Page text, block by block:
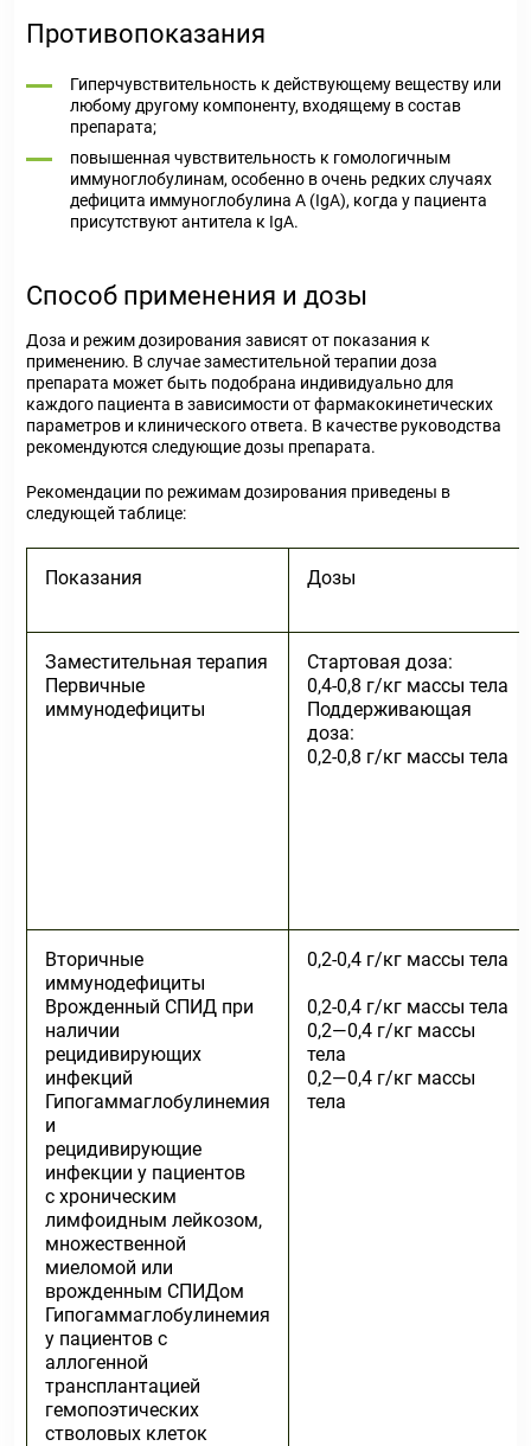
Противопоказания
Гиперчувствительность к действующему веществу или
любому другому компоненту, входящему в состав
препарата;
повышенная чувствительность к гомологичным
иммуноглобулинам, особенно в очень редких случаях
дефицита иммуноглобулина A (IgA), когда у пациента
присутствуют антитела к IgA.
Способ применения и дозы
Доза и режим дозирования зависят от показания к
применению. В случае заместительной терапии доза
препарата может быть подобрана индивидуально для
каждого пациента в зависимости от фармакокинетических
параметров и клинического ответа. В качестве руководства
рекомендуются следующие дозы препарата.
Рекомендации по режимам дозирования приведены в
следующей таблице:
Показания Дозы
Заместительная терапия
Первичные
иммунодефициты
Стартовая доза:
0,4-0,8 г/кг массы тела
Поддерживающая
доза:
0,2-0,8 г/кг массы тела
Вторичные
иммунодефициты
Врожденный СПИД при
наличии
рецидивирующих
инфекций
Гипогаммаглобулинемия
и
рецидивирующие
инфекции у пациентов
с хроническим
лимфоидным лейкозом,
множественной
миеломой или
врожденным СПИДом
Гипогаммаглобулинемия
у пациентов с
аллогенной
трансплантацией
гемопоэтических
стволовых клеток
0,2-0,4 г/кг массы тела
0,2-0,4 г/кг массы тела
0,2—0,4 г/кг массы
тела
0,2—0,4 г/кг массы
тела